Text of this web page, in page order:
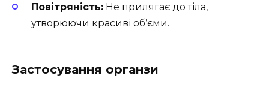
Повітряність: Не прилягає до тіла,
утворюючи красиві об’єми.
Застосування органзи